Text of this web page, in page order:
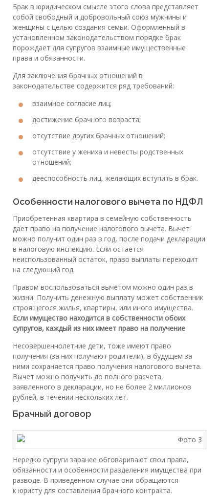
Брак в юридическом смысле этого слова представляет
собой свободный и добровольный союз мужчины и
женщины с целью создания семьи. Оформленный в
установленном законодательством порядке брак
порождает для супругов взаимные имущественные
права и обязанности.
Для заключения брачных отношений в
законодательстве содержится ряд требований:
взаимное согласие лиц;
достижение брачного возраста;
отсутствие других брачных отношений;
отсутствие у жениха и невесты родственных
отношений;
дееспособность лиц, желающих вступить в брак.
Особенности налогового вычета по НДФЛ
Приобретенная квартира в семейную собственность
дает право на получение налогового вычета. Вычет
можно получит один раз в год, после подачи декларации
в налоговую инспекцию. Если остается
неиспользованный остаток, право выплаты переходит
на следующий год.
Правом воспользоваться вычетом можно один раз в
жизни. Получить денежную выплату может собственник
строящегося жилья, квартиры, или иного имущества.
Если имущество находится в собственности обоих
супругов, каждый из них имеет право на получение
Несовершеннолетние дети, тоже имеют право
получения (за них получают родители), в будущем за
ними сохраняется право получения налогового вычета.
Вычет можно получить до полного расчета,
заявленного в декларации, но не более 2 миллионов
рублей, в течении нескольких лет.
Брачный договор
Нередко супруги заранее обговаривают свои права,
обязанности и особенности разделения имущества при
разводе. В приведенном случае они обращаются
к юристу для составления брачного контракта.